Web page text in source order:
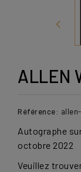
ALLEN
Référence:
Autographe
octobre 2022
Veuillez